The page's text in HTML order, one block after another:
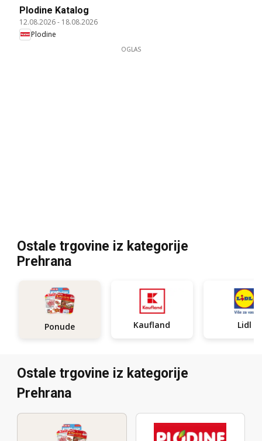
Plodine Katalog
12.08.2026- 18.08.2026
Plodine
OGLAS
Ostale trgovine iz kategorije
Prehrana
Ponude Kaufland Lidl
Ostale trgovine iz kategorije
Prehrana